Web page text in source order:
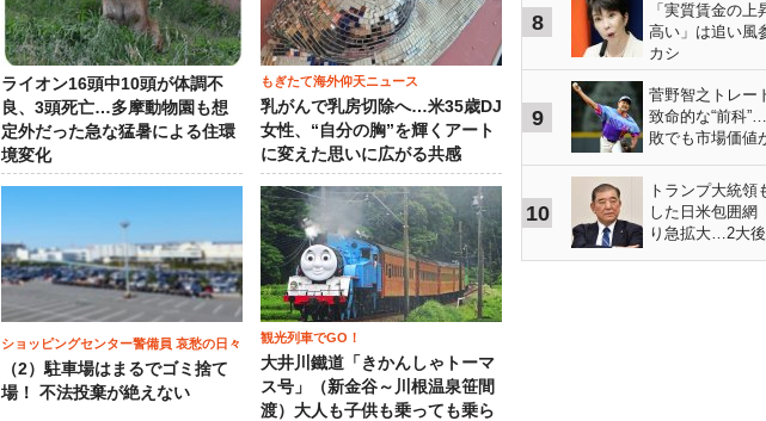
ライオン16頭中10頭が体調不
良、3頭死亡…多摩動物園も想
定外だった急な猛暑による住環
境変化
もぎたて海外仰天ニュース
乳がんで乳房切除へ…米35歳DJ
女性、“自分の胸”を輝くアート
に変えた思いに広がる共感
ショッピングセンター警備員 哀愁の日々
（2）駐車場はまるでゴミ捨て
場！ 不法投棄が絶えない
観光列車でGO！
大井川鐵道「きかんしゃトーマ
ス号」（新金谷～川根温泉笹間
渡）大人も子供も乗っても乗ら
8
「実質賃金の上
高い」は追い風
カシ
9
菅野智之トレー
致命的な“前科
敗でも市場価値
10
トランプ大統領
した日米包囲網
り急拡大…2大